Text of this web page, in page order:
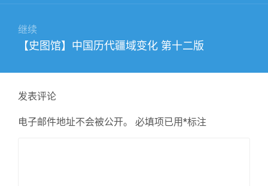
章：
继续
下
文
章：
【史图馆】中国历代疆域变化 第十二版
发表评论
电子邮件地址不会被公开。 必填项已用*标注